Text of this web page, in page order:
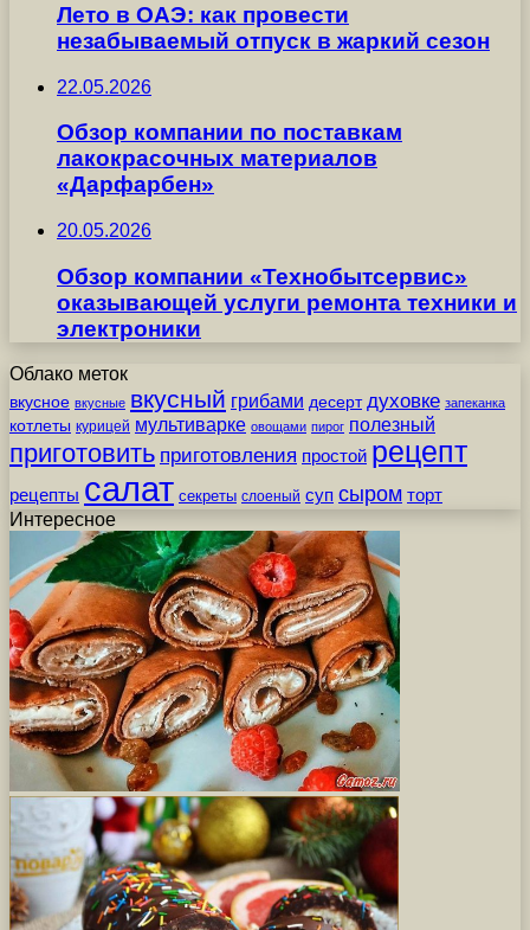
Лето в ОАЭ: как провести
незабываемый отпуск в жаркий сезон
22.05.2026
Обзор компании по поставкам
лакокрасочных материалов
«Дарфарбен»
20.05.2026
Обзор компании «Технобытсервис»
оказывающей услуги ремонта техники и
электроники
Облако меток
вкусное вкусные вкусный грибами десерт духовке запеканка
котлеты курицей мультиварке овощами пирог полезный
приготовить приготовления простой рецепт
рецепты салат секреты слоеный суп сыром торт
Интересное